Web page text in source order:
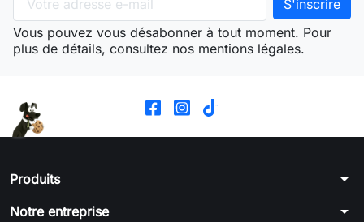
Vous pouvez vous désabonner à tout moment. Pour
plus de détails, consultez nos mentions légales.
Produits arrow_drop_down
Notre entreprise arrow_drop_down